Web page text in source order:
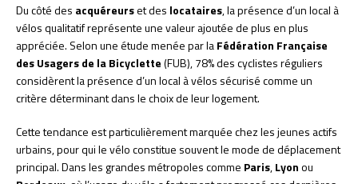
Du côté des acquéreurset des locataires, la présence d’un local à
vélos qualitatif représente une valeur ajoutée de plus en plus
appréciée. Selon une étude menée par laFédération Française
des Usagers de la Bicyclette(FUB), 78% des cyclistes réguliers
considèrent la présence d’un local à vélos sécurisé comme un
critère déterminant dans le choix de leur logement.
Cette tendance est particulièrement marquée chez les jeunes actifs
urbains, pour qui le vélo constitue souvent le mode de déplacement
principal. Dans les grandes métropoles comme Paris,Lyonou